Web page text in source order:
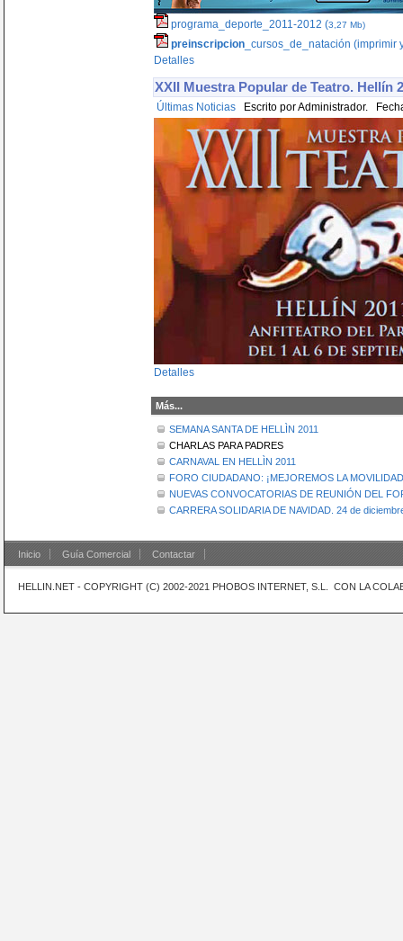
programa_deporte_2011-2012 (3,27 Mb)
preinscripcion _cursos_de_natación (imprimir
Detalles
XXII Muestra Popular de Teatro. Hellín
Últimas Noticias Escrito por Administrador.
Detalles
Más...
SEMANA SANTA DE HELLÌN 2011
CHARLAS PARA PADRES
CARNAVAL EN HELLÌN 2011
FORO CIUDADANO: ¡MEJOREMOS LA
NUEVAS CONVOCATORIAS DE REUNIÓN DEL
CARRERA SOLIDARIA DE NAVIDAD. 24 de
Inicio Guía Comercial Contactar
HELLIN.NET - COPYRIGHT (C) 2002-2021 PHOBOS INTERNET, S.L. CON LA